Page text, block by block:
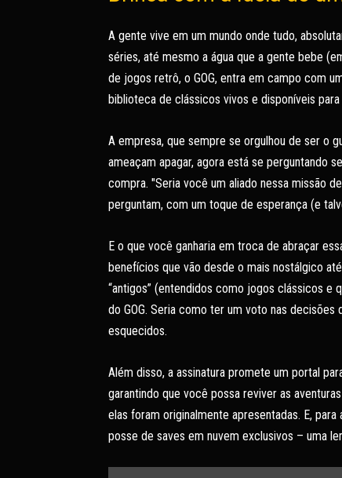
A gente vive em um mundo onde tudo,
séries, até mesmo a água que a gente bebe
de jogos retrô, o GOG, entra em campo com
biblioteca de clássicos vivos e disponíveis
A empresa, que sempre se orgulhou de ser o
ameaçam apagar, agora está se perguntando
compra. "Seria você um aliado nessa missão
perguntam, com um toque de esperança (e
E o que você ganharia em troca de abraçar
benefícios que vão desde o mais nostálgico
“antigos” (entendidos como jogos clássicos
do GOG. Seria como ter um voto nas
esquecidos.
Além disso, a assinatura promete um portal
garantindo que você possa reviver as
elas foram originalmente apresentadas. E,
posse de saves em nuvem exclusivos – uma